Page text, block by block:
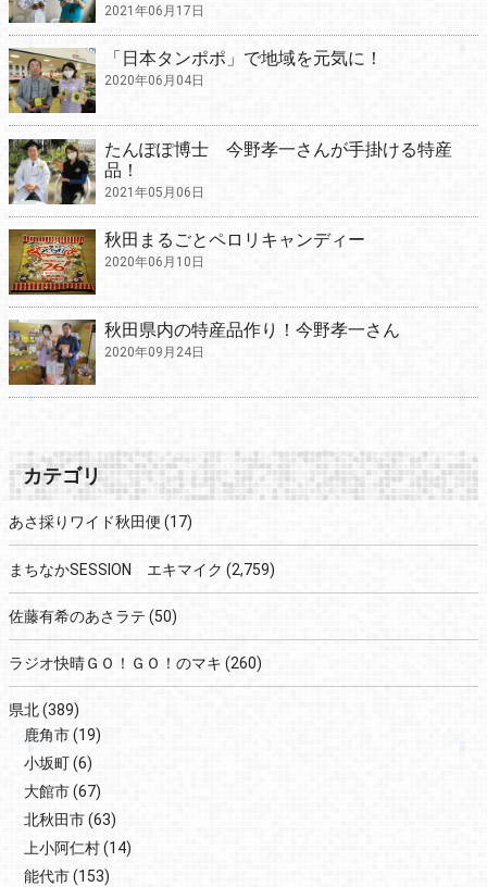
2021年06月17日
「日本タンポポ」で地域を元気に！
2020年06月04日
たんぽぽ博士 今野孝一さんが手掛ける特産
品！
2021年05月06日
秋田まるごとペロリキャンディー
2020年06月10日
秋田県内の特産品作り！今野孝一さん
2020年09月24日
カテゴリ
あさ採りワイド秋田便 (17)
まちなかSESSION エキマイク (2,759)
佐藤有希のあさラテ (50)
ラジオ快晴ＧＯ！ＧＯ！のマキ (260)
県北(389)
鹿角市(19)
小坂町(6)
大館市(67)
北秋田市(63)
上小阿仁村(14)
能代市(153)